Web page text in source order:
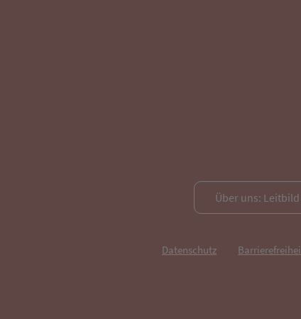
Über uns:
Datenschutz